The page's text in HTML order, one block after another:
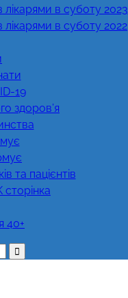
лікарями в суботу 2023
лікарями в суботу 2022
19
здоров’я
та пацієнтів
40+